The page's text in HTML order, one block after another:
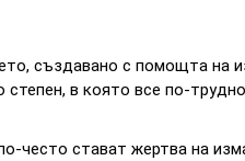
създавано с помощта на
в която все по-
често стават жертва на